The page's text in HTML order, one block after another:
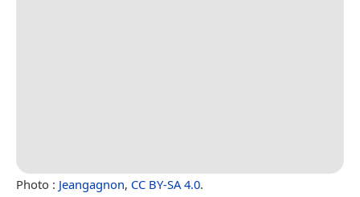
Photo : Jeangagnon, CC BY-SA 4.0.